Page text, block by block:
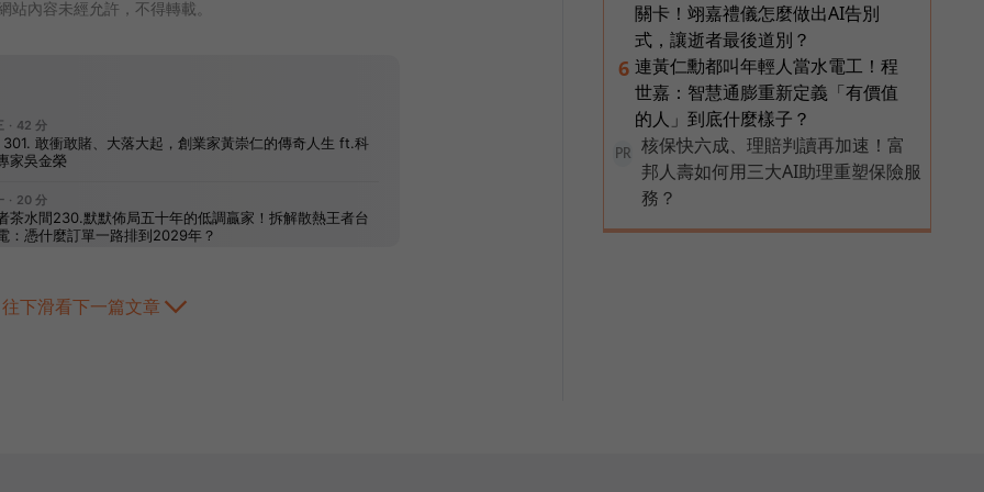
站內容未經允許，不得轉載。
往下滑看下一篇文章
關卡！翊嘉禮儀怎麼做出AI告別
式，讓逝者最後道別？
6 連黃仁勳都叫年輕人當水電工！程
世嘉：智慧通膨重新定義「有價值
的人」到底什麼樣子？
PR
核保快六成、理賠判讀再加速！富
邦人壽如何用三大AI助理重塑保險服
務？